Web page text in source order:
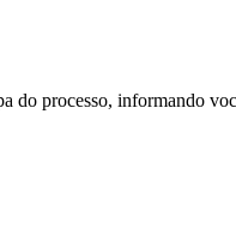
do processo, informando